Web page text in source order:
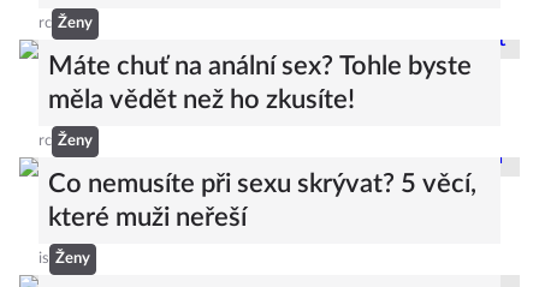
rc Ženy
Máte chuť na anální sex? Tohle byste
měla vědět než ho zkusíte!
rc Ženy
Co nemusíte při sexu skrývat? 5 věcí,
které muži neřeší
is Ženy